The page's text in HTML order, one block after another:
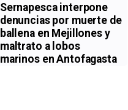
Sernapesca interpone
denuncias por muerte de
ballena en Mejillones y
maltrato a lobos
marinos en Antofagasta